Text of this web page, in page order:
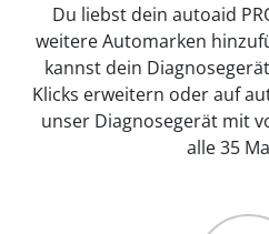
Du liebst dein autoaid
weitere Automarken
kannst dein
Klicks erweitern oder auf
unser Diagnosegerät mit
alle 35